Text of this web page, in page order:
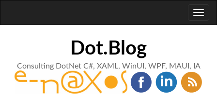
Dot.Blog
Consulting DotNet C#, XAML, WinUI, WPF, MAUI, IA